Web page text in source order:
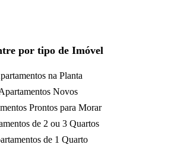
por tipo de Imóvel
na Planta
Novos
Prontos para Morar
de 2 ou 3 Quartos
de 1 Quarto